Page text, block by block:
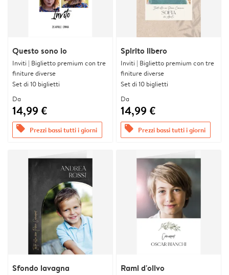
Questo sono io
Inviti | Biglietto premium con tre
finiture diverse
Set di 10 biglietti
Da
14,99 €
offers Prezzi bassi tutti i giorni
Spirito libero
Inviti | Biglietto premium con tre
finiture diverse
Set di 10 biglietti
Da
14,99 €
offers Prezzi bassi tutti i giorni
Sfondo lavagna Rami d'olivo